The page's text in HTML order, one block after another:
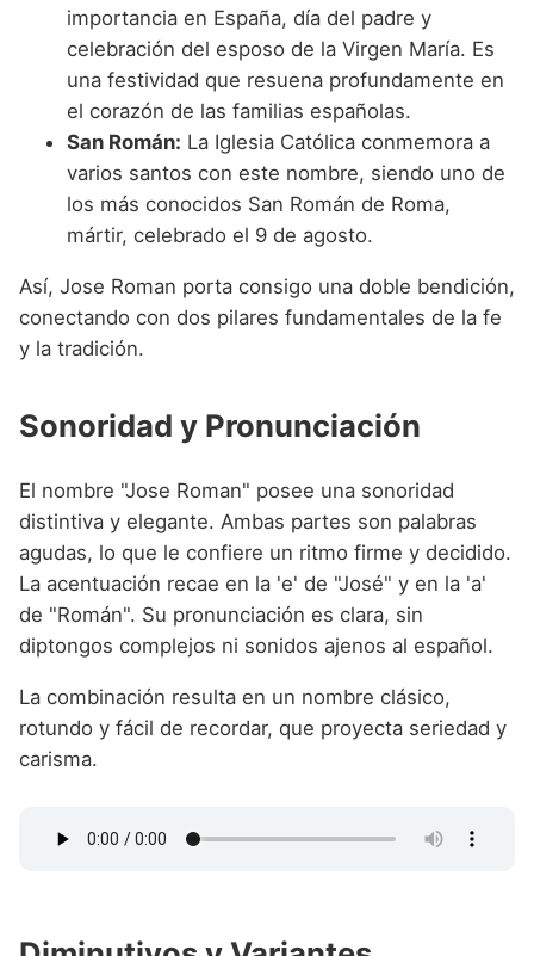
importancia en España, día del padre y
celebración del esposo de la Virgen María. Es
una festividad que resuena profundamente en
el corazón de las familias españolas.
San Román: La Iglesia Católica conmemora a
varios santos con este nombre, siendo uno de
los más conocidos San Román de Roma,
mártir, celebrado el 9 de agosto.
Así, Jose Roman porta consigo una doble bendición,
conectando con dos pilares fundamentales de la fe
y la tradición.
Sonoridad y Pronunciación
El nombre "Jose Roman" posee una sonoridad
distintiva y elegante. Ambas partes son palabras
agudas, lo que le confiere un ritmo firme y decidido.
La acentuación recae en la 'e' de "José" y en la 'a'
de "Román". Su pronunciación es clara, sin
diptongos complejos ni sonidos ajenos al español.
La combinación resulta en un nombre clásico,
rotundo y fácil de recordar, que proyecta seriedad y
carisma.